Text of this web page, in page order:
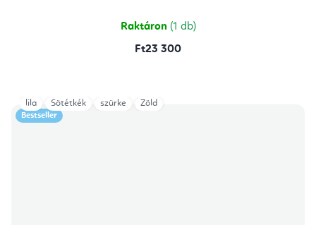
csillag.
Raktáron (1 db)
Ft23 300
Bestseller
lila Sötétkék szürke Zöld